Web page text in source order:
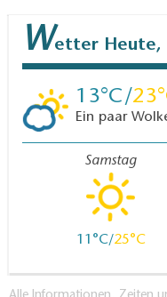
Wetter Heute,
13 23
Ein paar
Samstag
11 25